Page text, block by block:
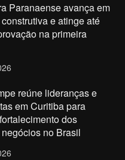
Paranaense avança em
e atinge até
na primeira
reúne lideranças e
em Curitiba para
dos
no Brasil